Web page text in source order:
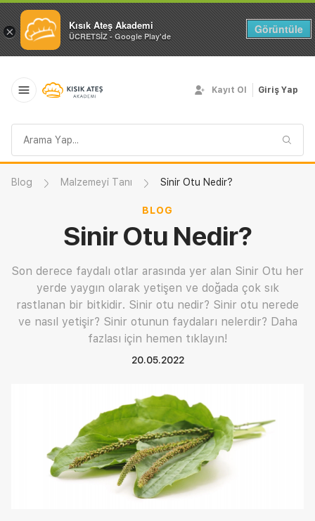
× Kısık Ateş Akademi
ÜCRETSİZ - Google Play'de
Görüntüle
sorgusu
Kayıt Ol Giriş Yap
Blog Malzemeyi Tanı Sinir Otu Nedir?
BLOG
Sinir Otu Nedir?
Son derece faydalı otlar arasında yer alan Sinir Otu her
yerde yaygın olarak yetişen ve doğada çok sık
rastlanan bir bitkidir. Sinir otu nedir? Sinir otu nerede
ve nasıl yetişir? Sinir otunun faydaları nelerdir? Daha
fazlası için hemen tıklayın!
20.05.2022